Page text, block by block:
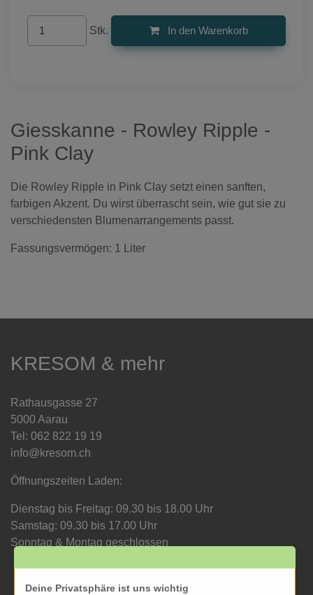
Stk. In den Warenkorb
Giesskanne - Rowley Ripple -
Pink Clay
Die Rowley Ripple in Pink Clay setzt einen sanften,
farbigen Akzent. Du wirst überrascht sein, wie gut sie zu
verschiedensten Blumenarrangements passt.
Fassungsvermögen: 1 Liter
KRESOM & mehr
Rathausgasse 27
5000 Aarau
Tel: 062 822 19 19
info@kresom.ch
Öffnungszeiten Laden:
Dienstag bis Freitag: 09.30 bis 18.00 Uhr
Samstag: 09.30 bis 17.00 Uhr
Sonntag & Montag geschlossen
Deine Privatsphäre ist uns wichtig